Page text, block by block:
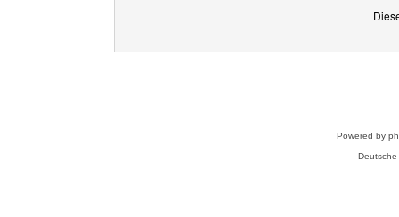
Powered by